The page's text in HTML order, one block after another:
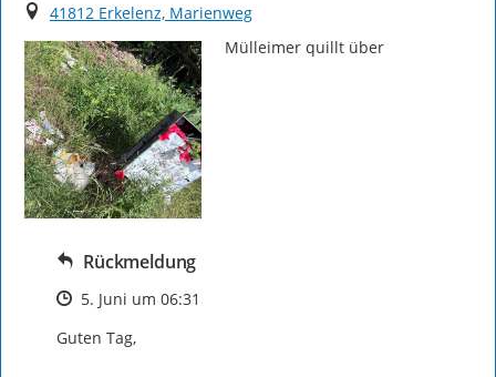
Ort
41812 Erkelenz, Marienweg
Mülleimer quillt über
Rückmeldung
Zeitpunkt des Erstellens
5. Juni um 06:31
Guten Tag,